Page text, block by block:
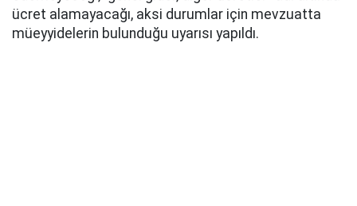
ücret alamayacağı, aksi durumlar için mevzuatta
müeyyidelerin bulunduğu uyarısı yapıldı.